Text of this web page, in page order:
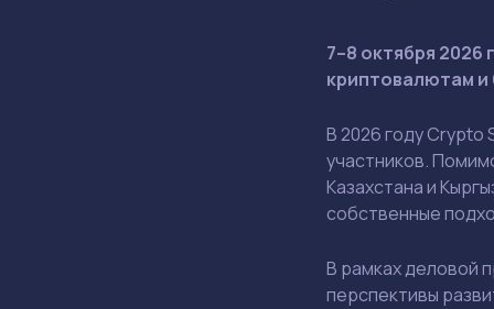
7–8 октября
криптовалютам и
В 2026 году Crypto
участников.
Казахстана и
собственные
В рамках деловой
перспективы